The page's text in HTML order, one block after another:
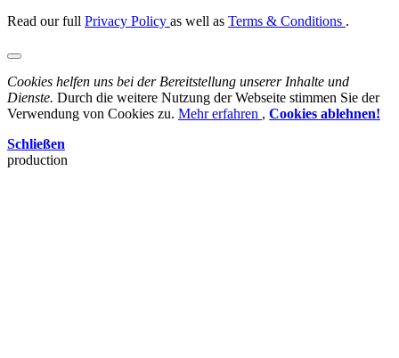
Read our full Privacy Policy as well as Terms & Conditions .
Cookies helfen uns bei der Bereitstellung unserer Inhalte und
Dienste. Durch die weitere Nutzung der Webseite stimmen Sie der
Verwendung von Cookies zu. Mehr erfahren , Cookies ablehnen!
Schließen
production